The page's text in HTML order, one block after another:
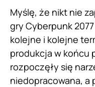
Myślę, że nikt nie
gry Cyberpunk
kolejne i kolejne
produkcja w końcu
rozpoczęły się
niedopracowana, a